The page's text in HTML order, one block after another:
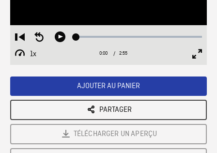
Restart
from
beginning
Seek
Play Loaded:
1x
Playback
Current
0:00 / Duration
2:55
AJOUTER AU PANIER
PARTAGER
TÉLÉCHARGER UN APERÇU